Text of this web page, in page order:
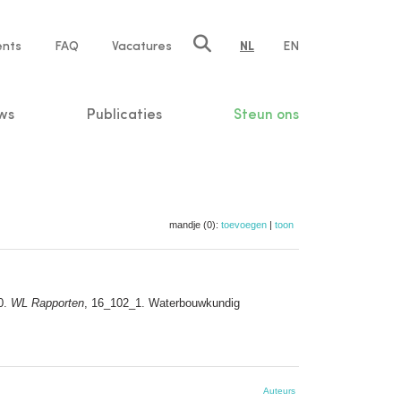
FAQ Vacatures NL EN
Publicaties Steun ons
mandje (0): toevoegen | toon
WL Rapporten , 16_102_1. Waterbouwkundig
Auteurs